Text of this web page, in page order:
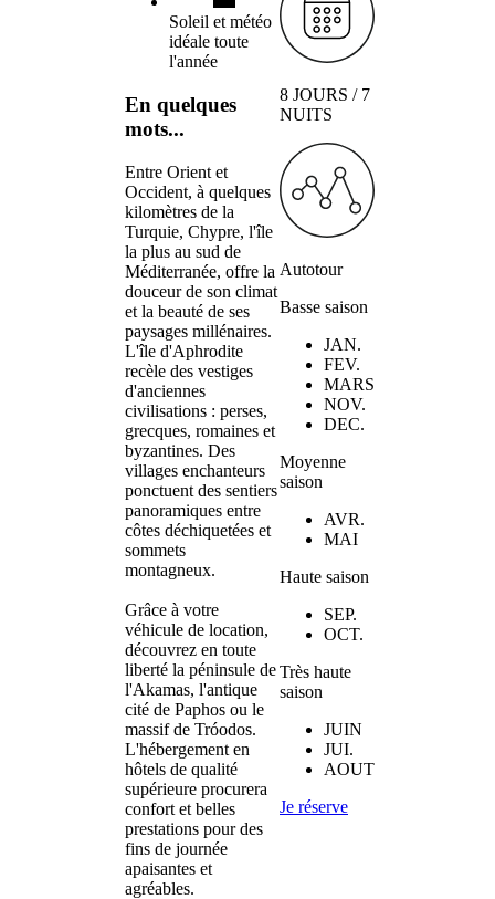
Soleil et météo
idéale toute
l'année
En quelques
mots...
Entre Orient et
Occident, à quelques
kilomètres de la
Turquie, Chypre, l'île
la plus au sud de
Méditerranée, offre la
douceur de son climat
et la beauté de ses
paysages millénaires.
L'île d'Aphrodite
recèle des vestiges
d'anciennes
civilisations : perses,
grecques, romaines et
byzantines. Des
villages enchanteurs
ponctuent des sentiers
panoramiques entre
côtes déchiquetées et
sommets
montagneux.
Grâce à votre
véhicule de location,
découvrez en toute
liberté la péninsule de
l'Akamas, l'antique
cité de Paphos ou le
massif de Tróodos.
L'hébergement en
hôtels de qualité
supérieure procurera
confort et belles
prestations pour des
fins de journée
apaisantes et
agréables.
8 JOURS / 7
NUITS
Autotour
Basse saison
JAN.
FEV.
MARS
NOV.
DEC.
Moyenne
saison
AVR.
MAI
Haute saison
SEP.
OCT.
Très haute
saison
JUIN
JUI.
AOUT
Je réserve